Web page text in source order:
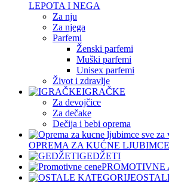
LEPOTA I NEGA
Za nju
Za njega
Parfemi
Ženski parfemi
Muški parfemi
Unisex parfemi
Život i zdravlje
IGRAČKE
Za devojčice
Za dečake
Dečija i bebi oprema
OPREMA ZA KUĆNE LJUBIMCE
GEDŽETI
PROMOTIVNE